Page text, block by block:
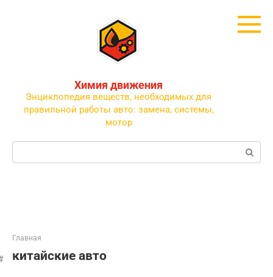
Химия движения
Энциклопедия веществ, необходимых для
правильной работы авто: замена, системы,
мотор
Поиск:
Главная
китайские авто